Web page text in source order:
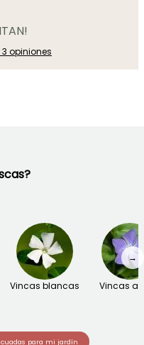
3 opiniones
Vincas blancas Vincas
→
para mi jardín